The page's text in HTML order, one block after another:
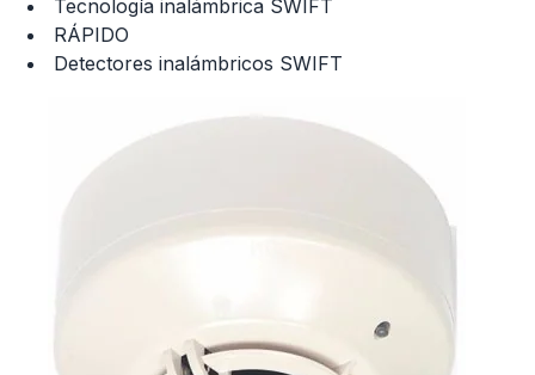
Tecnología inalámbrica SWIFT
RÁPIDO
Detectores inalámbricos SWIFT